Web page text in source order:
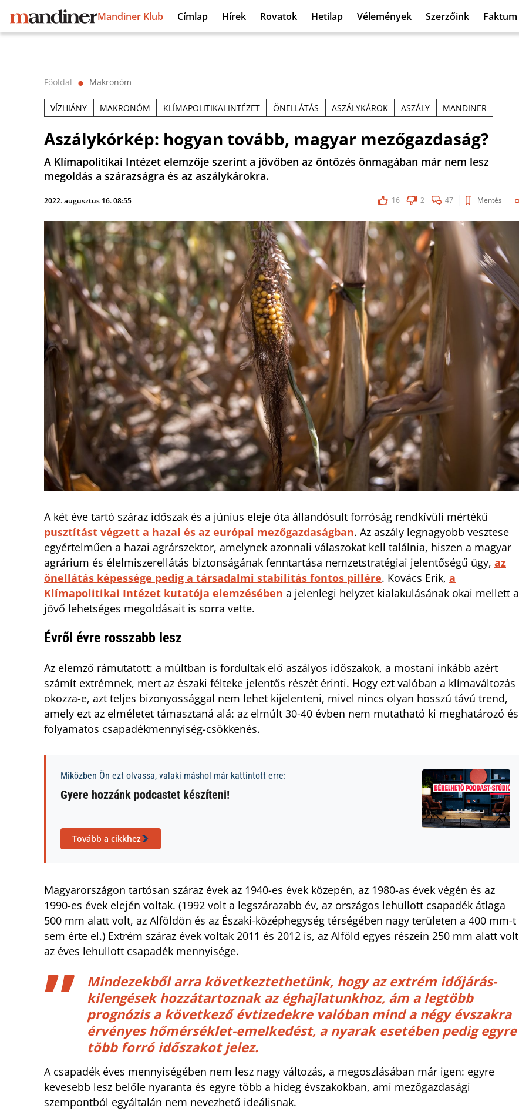
Mandiner Klub Címlap Hírek Rovatok Hetilap Vélemények Szerzőink Faktum
Főoldal ⬤ Makronóm
VÍZHIÁNY MAKRONÓM KLÍMAPOLITIKAI INTÉZET ÖNELLÁTÁS ASZÁLYKÁROK ASZÁLY MANDINER
Aszálykórkép: hogyan tovább, magyar mezőgazdaság?
A Klímapolitikai Intézet elemzője szerint a jövőben az öntözés önmagában már nem lesz
megoldás a szárazságra és az aszálykárokra.
2022. augusztus 16. 08:55 16 2 47 Mentés
A két éve tartó száraz időszak és a június eleje óta állandósult forróság rendkívüli mértékű
pusztítást végzett a hazai és az európai mezőgazdaságban. Az aszály legnagyobb vesztese
egyértelműen a hazai agrárszektor, amelynek azonnali válaszokat kell találnia, hiszen a magyar
agrárium és élelmiszerellátás biztonságának fenntartása nemzetstratégiai jelentőségű ügy, az
önellátás képessége pedig a társadalmi stabilitás fontos pillére. Kovács Erik, a
Klímapolitikai Intézet kutatója elemzésében a jelenlegi helyzet kialakulásának okai mellett a
jövő lehetséges megoldásait is sorra vette.
Évről évre rosszabb lesz
Az elemző rámutatott: a múltban is fordultak elő aszályos időszakok, a mostani inkább azért
számít extrémnek, mert az északi félteke jelentős részét érinti. Hogy ezt valóban a klímaváltozás
okozza-e, azt teljes bizonyossággal nem lehet kijelenteni, mivel nincs olyan hosszú távú trend,
amely ezt az elméletet támasztaná alá: az elmúlt 30-40 évben nem mutatható ki meghatározó és
folyamatos csapadékmennyiség-csökkenés.
Miközben Ön ezt olvassa, valaki máshol már kattintott erre:
Gyere hozzánk podcastet készíteni!
Tovább a cikkhez
Magyarországon tartósan száraz évek az 1940-es évek közepén, az 1980-as évek végén és az
1990-es évek elején voltak. (1992 volt a legszárazabb év, az országos lehullott csapadék átlaga
500 mm alatt volt, az Alföldön és az Északi-középhegység térségében nagy területen a 400 mm-t
sem érte el.) Extrém száraz évek voltak 2011 és 2012 is, az Alföld egyes részein 250 mm alatt volt
az éves lehullott csapadék mennyisége.
Mindezekből arra következtethetünk, hogy az extrém időjárás-
kilengések hozzátartoznak az éghajlatunkhoz, ám a legtöbb
prognózis a következő évtizedekre valóban mind a négy évszakra
érvényes hőmérséklet-emelkedést, a nyarak esetében pedig egyre
több forró időszakot jelez.
A csapadék éves mennyiségében nem lesz nagy változás, a megoszlásában már igen: egyre
kevesebb lesz belőle nyaranta és egyre több a hideg évszakokban, ami mezőgazdasági
szempontból egyáltalán nem nevezhető ideálisnak.